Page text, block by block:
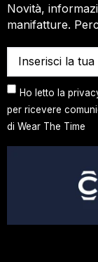
Novità,
manifatture.
Ho letto la
per ricevere
di Wear The Time